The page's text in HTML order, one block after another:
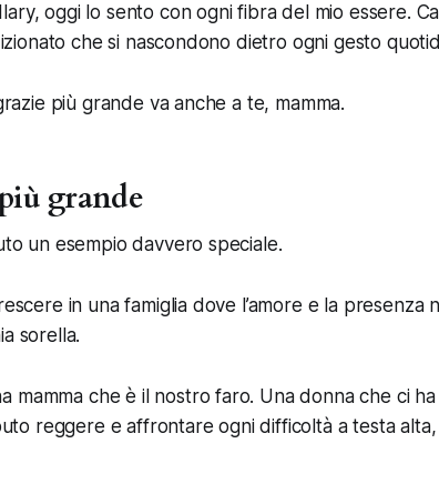
oggi lo sento con ogni fibra del mio essere.
che si nascondono dietro ogni gesto
più grande va anche a te, mamma.
grande
un esempio davvero speciale.
in una famiglia dove l’amore e la presenza
sorella.
mamma che è il nostro faro. Una donna che ci
reggere e affrontare ogni difficoltà a testa